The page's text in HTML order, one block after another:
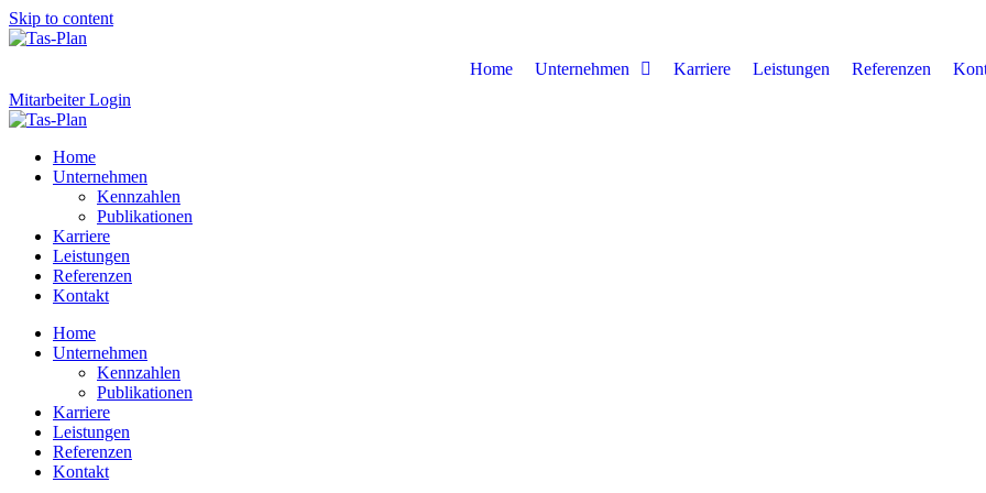
Skip to content
Home Unternehmen Karriere Leistungen Referenzen
Mitarbeiter Login
Home
Unternehmen
Kennzahlen
Publikationen
Karriere
Leistungen
Referenzen
Kontakt
Home
Unternehmen
Kennzahlen
Publikationen
Karriere
Leistungen
Referenzen
Kontakt